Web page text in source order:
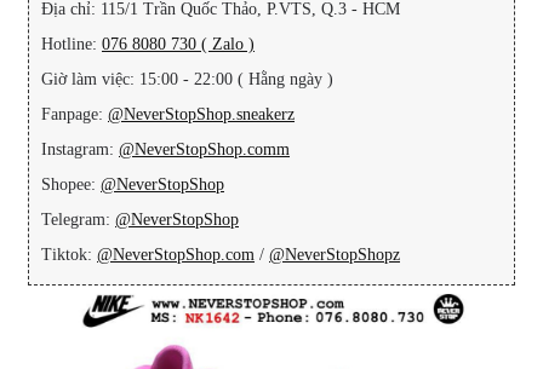
Địa chỉ: 115/1 Trần Quốc Thảo, P.VTS, Q.3 - HCM
Hotline: 076 8080 730 ( Zalo )
Giờ làm việc: 15:00 - 22:00 ( Hằng ngày )
Fanpage: @NeverStopShop.sneakerz
Instagram: @NeverStopShop.comm
Shopee: @NeverStopShop
Telegram: @NeverStopShop
Tiktok: @NeverStopShop.com / @NeverStopShopz